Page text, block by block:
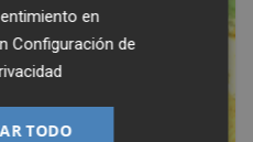
en
Configuración de
TODO